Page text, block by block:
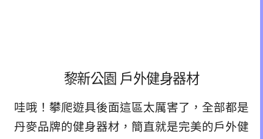
黎新公園 戶外健身器材
哇哦！攀爬遊具後面這區太厲害了，全部都是
丹麥品牌的健身器材，簡直就是完美的戶外健